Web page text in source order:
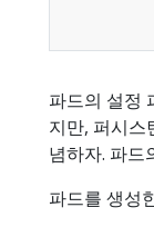
파드의 설정
지만, 퍼시스
념하자. 파드
파드를 생성